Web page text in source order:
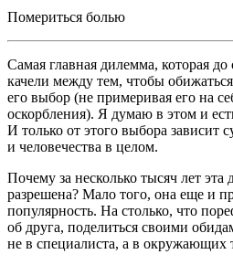
Помериться болью
Самая главная дилемма, которая
качели между тем, чтобы
его выбор (не примеривая его на
оскорбления). Я думаю в этом и
И только от этого выбора зависит
и человечества в целом.
Почему за несколько тысяч лет
разрешена? Мало того, она еще и
популярность. На столько, что
об друга, поделиться своими
не в специалиста, а в окружающих